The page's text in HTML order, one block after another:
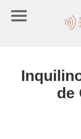
de